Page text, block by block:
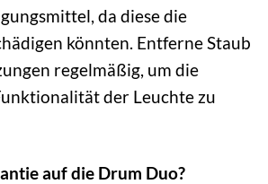
da diese die
könnten. Entferne Staub
regelmäßig, um die
der Leuchte zu
auf die Drum Duo?